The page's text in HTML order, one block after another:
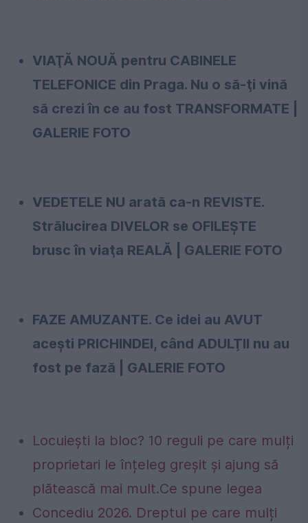
VIAŢĂ NOUĂ pentru CABINELE
TELEFONICE din Praga. Nu o să-ţi vină
să crezi în ce au fost TRANSFORMATE |
GALERIE FOTO
VEDETELE NU arată ca-n REVISTE.
Strălucirea DIVELOR se OFILEŞTE
brusc în viaţa REALĂ | GALERIE FOTO
FAZE AMUZANTE. Ce idei au AVUT
acești PRICHINDEI, când ADULŢII nu au
fost pe fază | GALERIE FOTO
Locuiești la bloc? 10 reguli pe care mulți
proprietari le înțeleg greșit și ajung să
plătească mai mult.Ce spune legea
Concediu 2026. Dreptul pe care mulți